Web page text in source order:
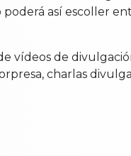
así escoller
vídeos de
charlas